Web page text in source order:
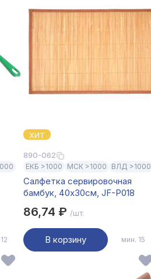
ХИТ
890-062
ЕКБ >1000 МСК >1000 ВЛД >1000
Салфетка сервировочная
бамбук, 40х30см, JF-P018
86,74 ₽ /шт.
В корзину мин. 15